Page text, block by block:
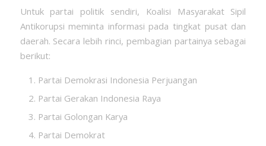
Untuk partai politik sendiri, Koalisi Masyarakat Sipil
Antikorupsi meminta informasi pada tingkat pusat dan
daerah. Secara lebih rinci, pembagian partainya sebagai
berikut:
Partai Demokrasi Indonesia Perjuangan
Partai Gerakan Indonesia Raya
Partai Golongan Karya
Partai Demokrat